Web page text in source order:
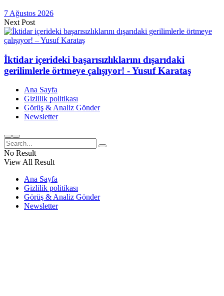
7 Ağustos 2026
Next Post
İktidar içerideki başarısızlıklarını dışarıdaki
gerilimlerle örtmeye çalışıyor! - Yusuf Karataş
Ana Sayfa
Gizlilik politikası
Görüş & Analiz Gönder
Newsletter
No Result
View All Result
Ana Sayfa
Gizlilik politikası
Görüş & Analiz Gönder
Newsletter